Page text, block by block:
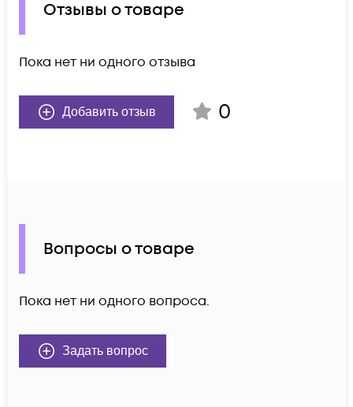
Отзывы о товаре
Пока нет ни одного отзыва
Добавить отзыв 0
Вопросы о товаре
Пока нет ни одного вопроса.
Задать вопрос